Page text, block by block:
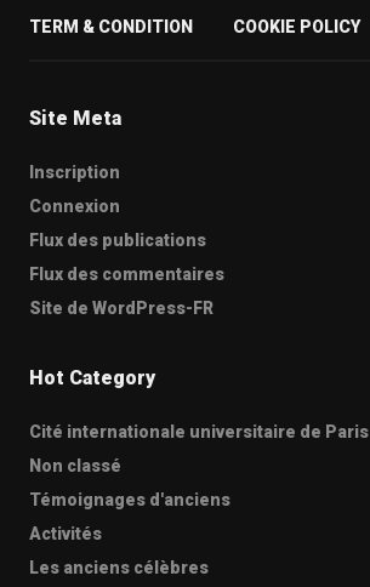
TERM & CONDITION COOKIE POLICY
Site Meta
Inscription
Connexion
Flux des publications
Flux des commentaires
Site de WordPress-FR
Hot Category
Cité internationale universitaire de Paris
Non classé
Témoignages d'anciens
Activités
Les anciens célèbres